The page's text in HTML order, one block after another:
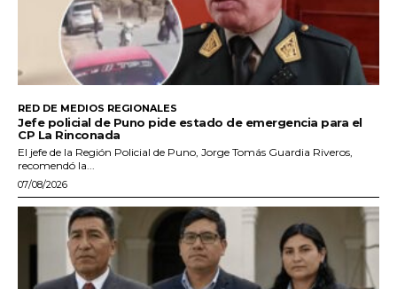
RED DE MEDIOS REGIONALES
Jefe policial de Puno pide estado de emergencia para el
CP La Rinconada
El jefe de la Región Policial de Puno, Jorge Tomás Guardia Riveros,
recomendó la...
07/08/2026